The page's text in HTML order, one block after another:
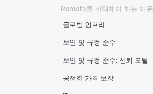
Remote를 선택해야 하는 이유
글로벌 인프라
보안 및 규정 준수
보안 및 규정 준수: 신뢰 포털
공정한 가격 보장